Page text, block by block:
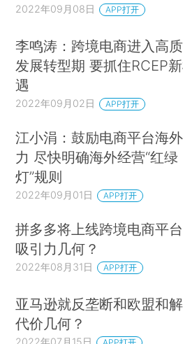
2022年09月08日 APP打开
李鸣涛：跨境电商进入高
发展转型期 要抓住RCEP
遇
2022年09月02日 APP打开
江小涓：鼓励电商平台海
力 尽快明确海外经营“红绿
灯”规则
2022年09月01日 APP打开
拼多多将上线跨境电商平台
吸引力几何？
2022年08月31日 APP打开
亚马逊就反垄断和欧盟和解
代价几何？